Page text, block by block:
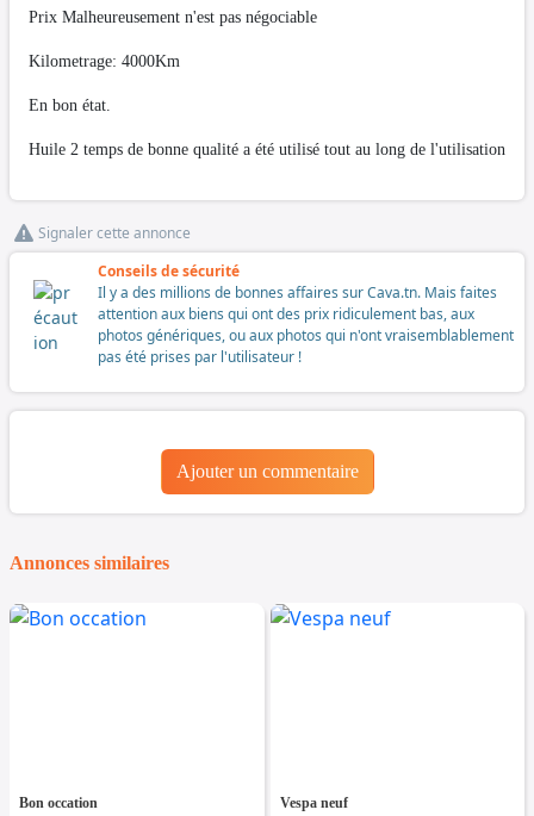
Prix Malheureusement n'est pas négociable
Kilometrage: 4000Km
En bon état.
Huile 2 temps de bonne qualité a été utilisé tout au long de l'utilisation
Signaler cette annonce
Conseils de sécurité
Il y a des millions de bonnes affaires sur Cava.tn. Mais faites
attention aux biens qui ont des prix ridiculement bas, aux
photos génériques, ou aux photos qui n'ont vraisemblablement
pas été prises par l'utilisateur !
Ajouter un commentaire
Annonces similaires
Bon occation Vespa neuf